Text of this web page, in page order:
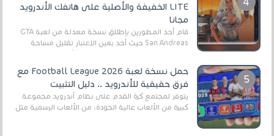
LITE الخفيفة والأصلية على هاتفك الأندرويد
مجانا
قام أحد المطورين بإطلاق نسخة معدلة من لعبة GTA
San Andreas حيث أخد بعين الإعتبار تقليل مساحة
حمل نسخة لعبة Football League 2026 مع
فرق حقيقية للأندرويد .. دليل التثبيت
يتوفر لمجتمع كرة القدم على نظام أندرويد مجموعة
كبيرة من الألعاب عالية الجودة. من الألعاب الرسمية مثل